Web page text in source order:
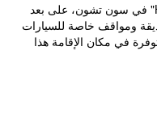
يقع مكان إقامة "Hotel Raum Suncheon" في سون تشون، على بعد
ومواقف خاصة للسيارات
في مكان الإقامة هذا